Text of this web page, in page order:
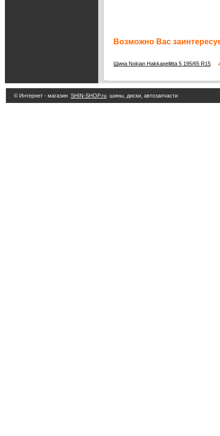
Возможно Вас
Шина Nokian Hakkapeliitta 5 195/65 R15
© Интернет - магазин SHIN-SHOP.ru шины, диски, автозапчасти